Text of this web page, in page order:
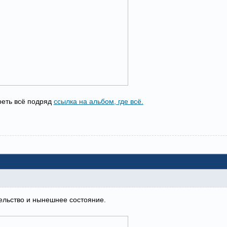
всё подряд ссылка на альбом, где всё.
и нынешнее состояние.